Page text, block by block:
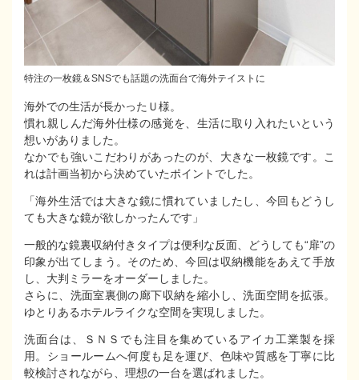
特注の一枚鏡＆SNSでも話題の洗面台で海外テイストに
海外での生活が長かったＵ様。
慣れ親しんだ海外仕様の感覚を、生活に取り入れたいという
想いがありました。
なかでも強いこだわりがあったのが、大きな一枚鏡です。こ
れは計画当初から決めていたポイントでした。
「海外生活では大きな鏡に慣れていましたし、今回もどうし
ても大きな鏡が欲しかったんです」
一般的な鏡裏収納付きタイプは便利な反面、どうしても“扉”の
印象が出てしまう。そのため、今回は収納機能をあえて手放
し、大判ミラーをオーダーしました。
さらに、洗面室裏側の廊下収納を縮小し、洗面空間を拡張。
ゆとりあるホテルライクな空間を実現しました。
洗面台は、ＳＮＳでも注目を集めているアイカ工業製を採
用。ショールームへ何度も足を運び、色味や質感を丁寧に比
較検討されながら、理想の一台を選ばれました。